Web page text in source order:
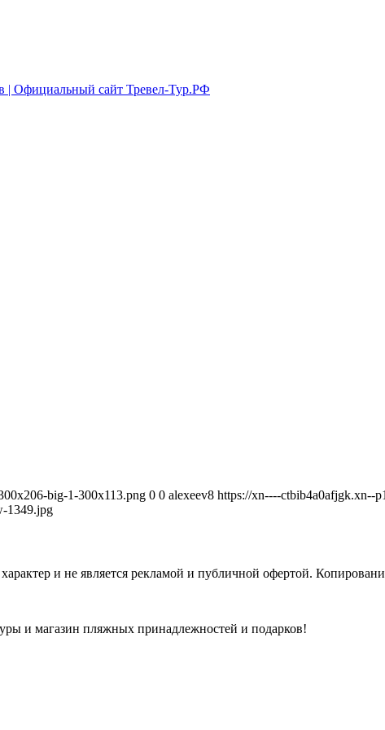
big-1-300x113.png 0 0 alexeev8 https://xn----ctbib4a0afjgk.xn--
1349.jpg
и не является рекламой и публичной офертой.
и магазин пляжных принадлежностей и подарков!